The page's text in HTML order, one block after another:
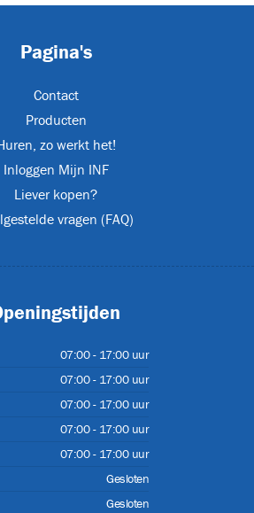
Pagina's
Contact
Producten
zo werkt het!
Inloggen Mijn INF
Liever kopen?
vragen (FAQ)
07:00 - 17:00 uur
07:00 - 17:00 uur
07:00 - 17:00 uur
07:00 - 17:00 uur
07:00 - 17:00 uur
Gesloten
Gesloten